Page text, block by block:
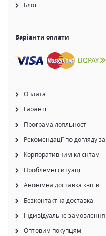
Блог
Оплата
Гарантії
Програма лояльності
Рекомендації по догляду
Корпоративним клієнтам
Проблемні ситуації
Анонімна доставка квітів
Безконтактна доставка
Індивідуальне замовлення
Оптовим покупцям
Варіанти оплати